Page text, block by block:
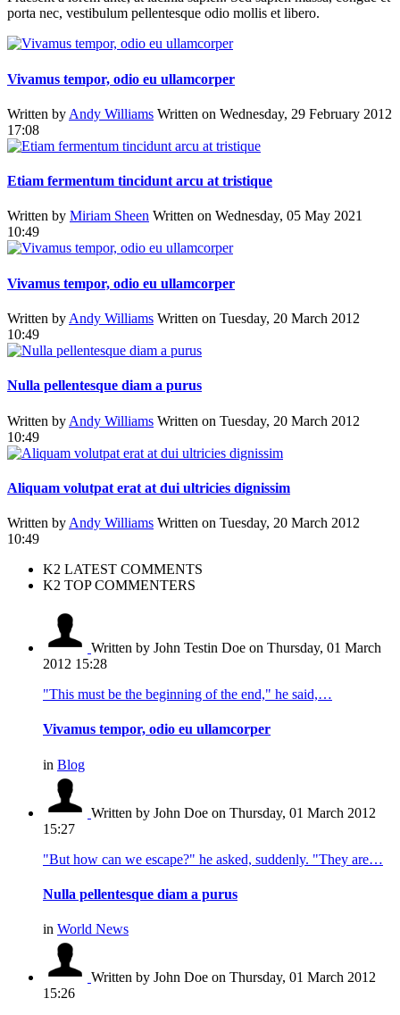
porta nec, vestibulum pellentesque odio mollis et libero.
Vivamus tempor, odio eu ullamcorper
Written by Andy Williams Written on Wednesday, 29 February 2012
17:08
Etiam fermentum tincidunt arcu at tristique
Written by Miriam Sheen Written on Wednesday, 05 May 2021
10:49
Vivamus tempor, odio eu ullamcorper
Written by Andy Williams Written on Tuesday, 20 March 2012
10:49
Nulla pellentesque diam a purus
Written by Andy Williams Written on Tuesday, 20 March 2012
10:49
Aliquam volutpat erat at dui ultricies dignissim
Written by Andy Williams Written on Tuesday, 20 March 2012
10:49
K2 LATEST COMMENTS
K2 TOP COMMENTERS
Written by John Testin Doe on Thursday, 01 March
2012 15:28
"This must be the beginning of the end," he said,…
Vivamus tempor, odio eu ullamcorper
in Blog
Written by John Doe on Thursday, 01 March 2012
15:27
"But how can we escape?" he asked, suddenly. "They are…
Nulla pellentesque diam a purus
in World News
Written by John Doe on Thursday, 01 March 2012
15:26